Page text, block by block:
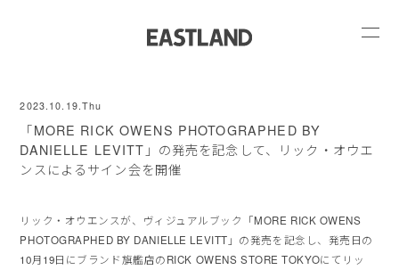
2023.10.19.Thu
「MORE RICK OWENS PHOTOGRAPHED BY
DANIELLE LEVITT」の発売を記念して、リック・オウエ
ンスによるサイン会を開催
リック・オウエンスが、ヴィジュアルブック「MORE RICK OWENS
PHOTOGRAPHED BY DANIELLE LEVITT」の発売を記念し、発売日の
10月19日にブランド旗艦店のRICK OWENS STORE TOKYOにてリッ